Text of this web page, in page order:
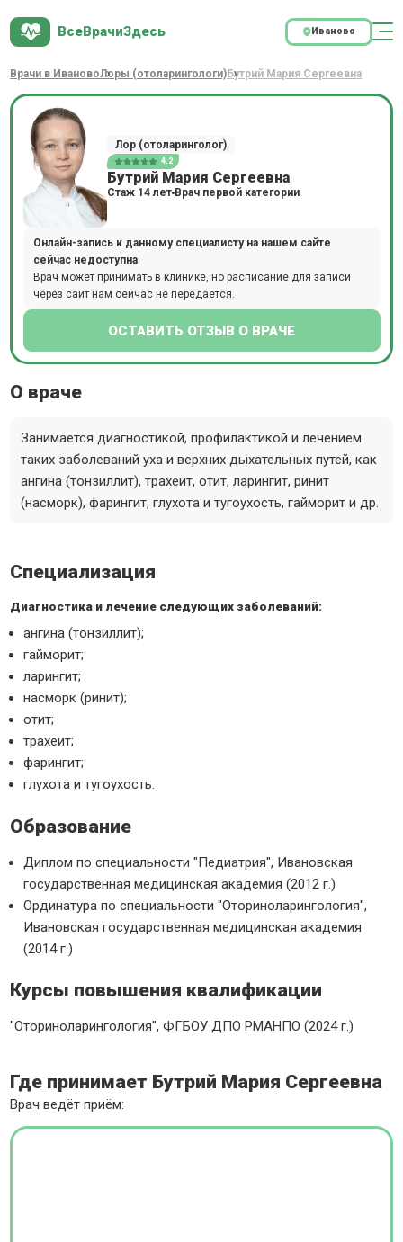
ВсеВрачиЗдесь Иваново
Врачи в ИвановоЛоры (отоларингологи) Бутрий Мария Сергеевна
Лор (отоларинголог)
4.2
Бутрий Мария Сергеевна
Стаж 14 лет Врач первой категории
Онлайн-запись к данному специалисту на нашем сайте
сейчас недоступна
Врач может принимать в клинике, но расписание для записи
через сайт нам сейчас не передается.
ОСТАВИТЬ ОТЗЫВ О ВРАЧЕ
О враче
Занимается диагностикой, профилактикой и лечением
таких заболеваний уха и верхних дыхательных путей, как
ангина (тонзиллит), трахеит, отит, ларингит, ринит
(насморк), фарингит, глухота и тугоухость, гайморит и др.
Специализация
Диагностика и лечение следующих заболеваний:
ангина (тонзиллит);
гайморит;
ларингит;
насморк (ринит);
отит;
трахеит;
фарингит;
глухота и тугоухость.
Образование
Диплом по специальности "Педиатрия", Ивановская
государственная медицинская академия (2012 г.)
Ординатура по специальности "Оториноларингология",
Ивановская государственная медицинская академия
(2014 г.)
Курсы повышения квалификации
"Оториноларингология", ФГБОУ ДПО РМАНПО (2024 г.)
Где принимает Бутрий Мария Сергеевна
Врач ведёт приём: